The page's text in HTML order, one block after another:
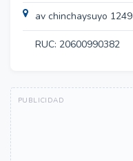
av chinchaysuyo 1249
RUC: 20600990382